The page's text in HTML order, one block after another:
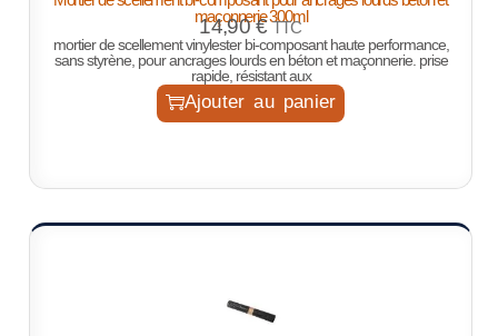
maçonnerie 300ml
14,90€ TTC
mortier de scellement vinylester bi-composant haute performance,
sans styrène, pour ancrages lourds en béton et maçonnerie. prise
rapide, résistant aux
Ajouter au panier